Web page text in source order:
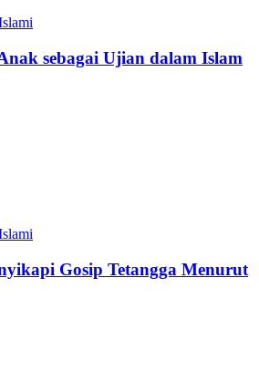
sebagai Ujian dalam Islam
Gosip Tetangga Menurut